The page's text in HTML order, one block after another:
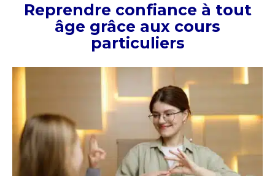
Reprendre confiance à tout
âge grâce aux cours
particuliers